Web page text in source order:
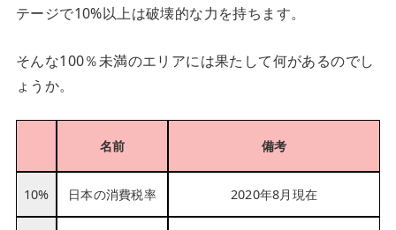
テージで10%以上は破壊的な力を持ちます。
そんな100％未満のエリアには果たして何があるのでし
ょうか。
名前 備考
10% 日本の消費税率 2020年8月現在